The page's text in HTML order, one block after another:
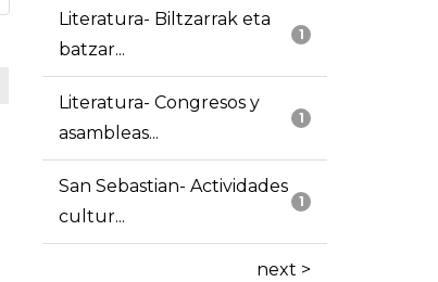
1
Literatura- Biltzarrak eta
batzar...
1
Literatura- Congresos y
asambleas...
1
San Sebastian- Actividades
cultur...
next >